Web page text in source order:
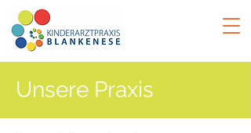
Praxis
Unsere Praxis